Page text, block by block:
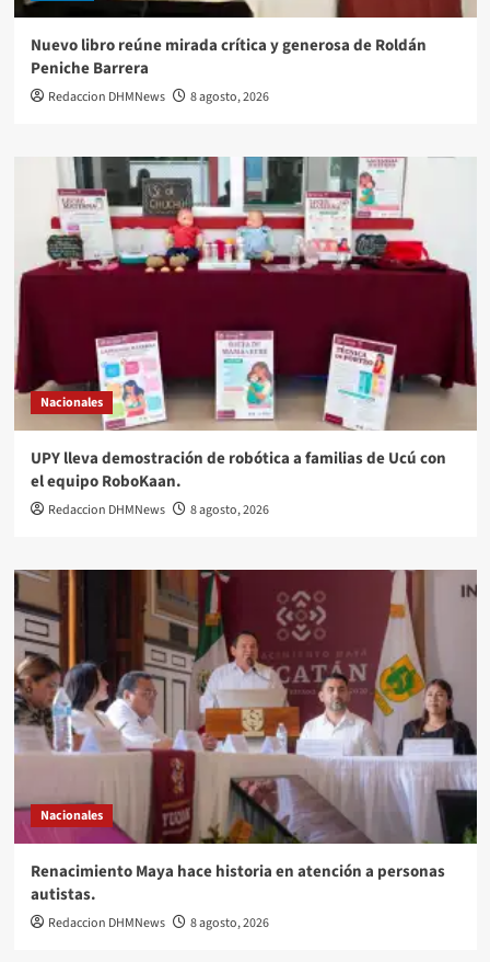
Nuevo libro reúne mirada crítica y generosa de Roldán
Peniche Barrera
Redaccion DHMNews 8 agosto, 2026
Nacionales
UPY lleva demostración de robótica a familias de Ucú con
el equipo RoboKaan.
Redaccion DHMNews 8 agosto, 2026
Nacionales
Renacimiento Maya hace historia en atención a personas
autistas.
Redaccion DHMNews 8 agosto, 2026